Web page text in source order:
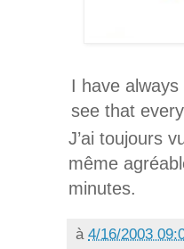
I have
see that
J’ai toujours
même
minutes.
à 4/16/2003